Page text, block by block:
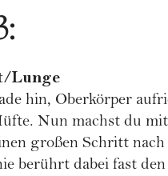
Lunge
hin, Oberkörper
Nun machst du
großen Schritt nach
berührt dabei fast den